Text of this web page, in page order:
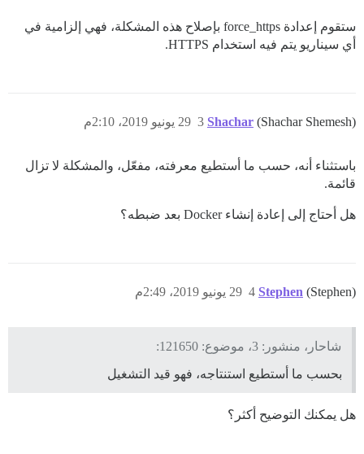
ستقوم إعدادة force_https بإصلاح هذه المشكلة، فهي إلزامية في
أي سيناريو يتم فيه استخدام HTTPS.
Shachar (Shachar Shemesh) 29 يونيو 2019، 2:10م 3
باستثناء أنه، حسب ما أستطيع معرفته، مفعّل، والمشكلة لا تزال
قائمة.
هل أحتاج إلى إعادة إنشاء Docker بعد ضبطه؟
Stephen (Stephen) 29 يونيو 2019، 2:49م 4
شاحار، منشور: 3، موضوع: 121650:
بحسب ما أستطيع استنتاجه، فهو قيد التشغيل
هل يمكنك التوضيح أكثر؟